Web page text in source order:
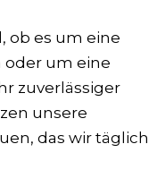
ob es um eine
oder um eine
zuverlässiger
unsere
das wir täglich